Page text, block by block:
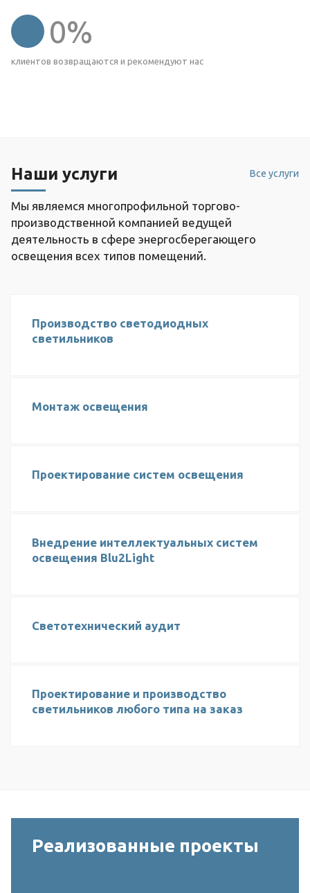
0%
клиентов возвращаются и рекомендуют нас
Все услуги
Наши услуги
Мы являемся многопрофильной торгово-
производственной компанией ведущей
деятельность в сфере энергосберегающего
освещения всех типов помещений.
Производство светодиодных
светильников
Монтаж освещения
Проектирование систем освещения
Внедрение интеллектуальных систем
освещения Blu2Light
Светотехнический аудит
Проектирование и производство
светильников любого типа на заказ
Реализованные проекты